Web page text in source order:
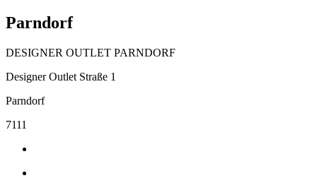
Parndorf
DESIGNER OUTLET PARNDORF
Designer Outlet Straße 1
Parndorf
7111